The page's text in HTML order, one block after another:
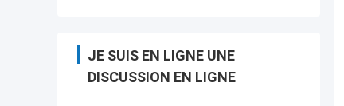
JE SUIS EN LIGNE UNE
DISCUSSION EN LIGNE